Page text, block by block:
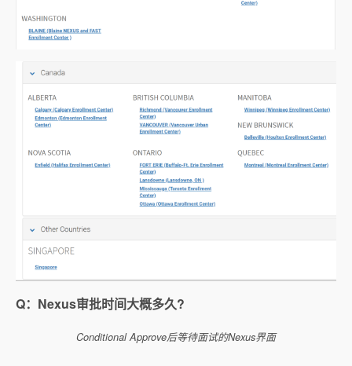
Q：Nexus审批时间大概多久?
Conditional Approve后等待面试的Nexus界面